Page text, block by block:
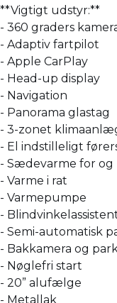
**Vigtigt udstyr:**
- 360 graders
- Adaptiv fartpilot
- Apple CarPlay
- Head-up display
- Navigation
- Panorama glastag
- 3-zonet
- El indstilleligt
- Sædevarme for og
- Varme i rat
- Varmepumpe
-
- Semi-automatisk
- Bakkamera og
- Nøglefri start
- 20” alufælge
- Metallak